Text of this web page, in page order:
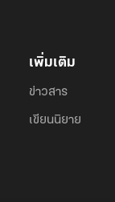
เพิ่มเติม
ข่าวสาร
เขียนนิยาย